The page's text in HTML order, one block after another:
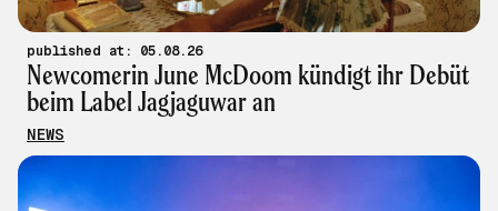
published at: 05.08.26
Newcomerin June McDoom kündigt ihr Debüt
beim Label Jagjaguwar an
NEWS